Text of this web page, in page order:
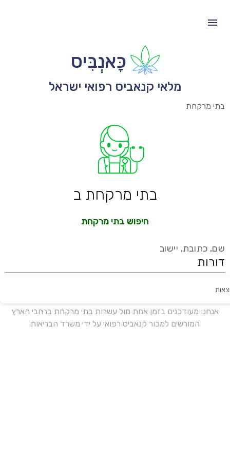
כָּאנְבִּיס
מלאי קנאביס רפואי ישראל
בתי מרקחת
בתי מרקחת ב
חיפוש בתי מרקחת
שם, כתובת, יישוב
אנחנו מעודכנים בזמן אמת מול עשרות בתי מרקחת ברחבי הארץ
המורשים למכור קנאביס רפואי על ידי משרד הבריאות